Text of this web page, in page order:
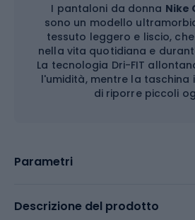
I pantaloni da donna Nike
sono un modello
tessuto leggero e liscio,
nella vita quotidiana e
La tecnologia Dri-FIT
l'umidità, mentre la taschina
di riporre piccoli
Parametri
Descrizione del prodotto